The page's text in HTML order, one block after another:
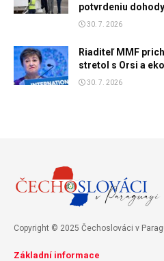
potvrdeniu dohody
30. 7. 2026
Riaditeľ MMF
stretol s Orsi a
30. 7. 2026
Copyright © 2025 Čechoslováci v
Základní informace